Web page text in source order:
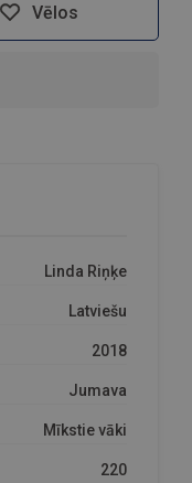
Vēlos
Linda Riņķe
Latviešu
2018
Jumava
Mīkstie vāki
220